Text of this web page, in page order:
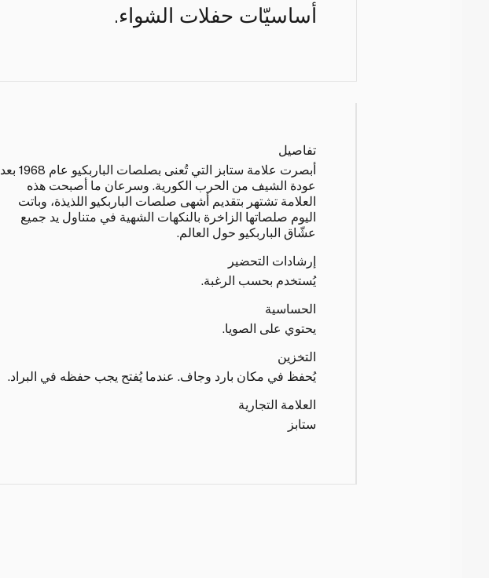
أساسيّات حفلات الشواء.
تفاصيل
أبصرت علامة ستابز التي تُعنى بصلصات الباربكيو عام 1968 بعد
عودة الشيف من الحرب الكورية. وسرعان ما أصبحت هذه
العلامة تشتهر بتقديم أشهى صلصات الباربكيو اللذيذة، وباتت
اليوم صلصاتها الزاخرة بالنكهات الشهية في متناول يد جميع
عشّاق الباربكيو حول العالم.
إرشادات التحضير
يُستخدم بحسب الرغبة.
الحساسية
يحتوي على الصويا.
التخزين
يُحفظ في مكان بارد وجاف. عندما يُفتح يجب حفظه في البراد.
العلامة التجارية
ستابز